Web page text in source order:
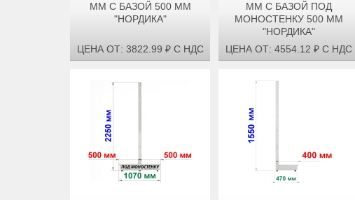
ММ С БАЗОЙ 500 ММ
"НОРДИКА"
ЦЕНА ОТ: 3822.99 ₽ С НДС
ММ С БАЗОЙ ПОД
МОНОСТЕНКУ 500 ММ
"НОРДИКА"
ЦЕНА ОТ: 4554.12 ₽ С НДС